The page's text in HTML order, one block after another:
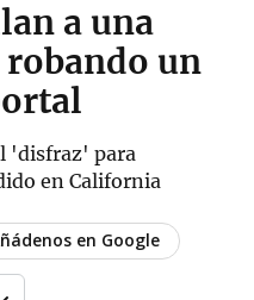
a una
robando un
'disfraz' para
en California
en Google